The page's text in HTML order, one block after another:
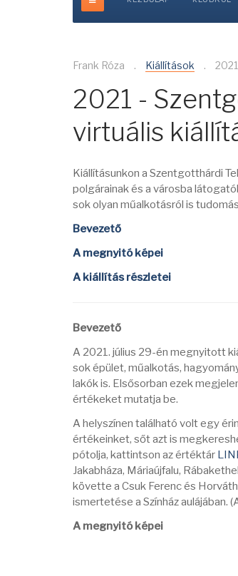
Frank Róza Kiállítások
2021 -
virtuális
Kiállításunkon a Szentgotthárdi
polgárainak és a városba
sok olyan műalkotásról is
Bevezető
A megnyitó képei
A kiállítás részletei
Bevezető
A 2021. július 29-én megnyitott
sok épület, műalkotás,
lakók is. Elsősorban ezek
értékeket mutatja be.
A helyszínen található volt egy
értékeinket, sőt azt is
pótolja, kattintson az értéktár
Jakabháza, Máriaújfalu,
követte a Csuk Ferenc és
ismertetése a Színház aulájában.
A megnyitó képei